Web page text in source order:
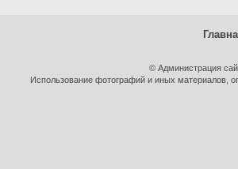
© Администрация
Использование фотографий и иных материалов,